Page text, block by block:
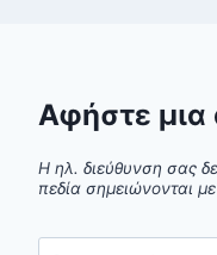
Αφήστε
Η ηλ. διεύθυνση σας
πεδία σημειώνονται με